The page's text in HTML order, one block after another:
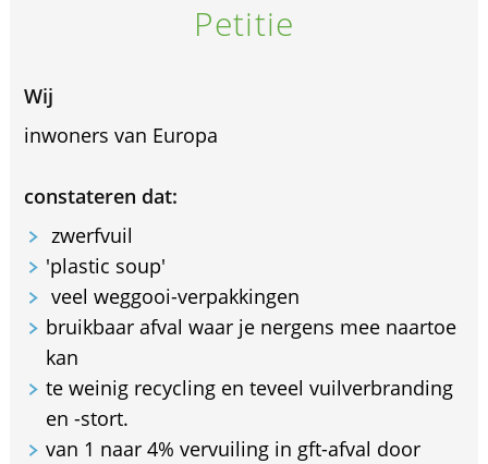
Petitie
Wij
inwoners van Europa
constateren dat:
zwerfvuil
'plastic soup'
veel weggooi-verpakkingen
bruikbaar afval waar je nergens mee naartoe
kan
te weinig recycling en teveel vuilverbranding
en -stort.
van 1 naar 4% vervuiling in gft-afval door